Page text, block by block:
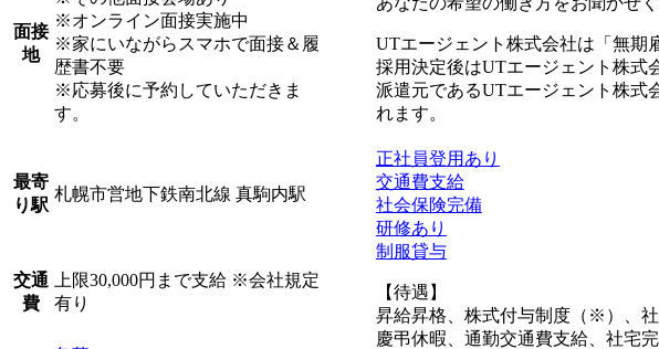
面接
地
※オンライン面接実施中
※家にいながらスマホで面接＆履
歴書不要
※応募後に予約していただきま
す。
最寄
り駅
札幌市営地下鉄南北線 真駒内駅
交通
費
上限30,000円まで支給 ※会社規定
有り
UTエージェント株式会社は「無期
採用決定後はUTエージェント株式
派遣元であるUTエージェント株式
れます。
正社員登用あり
交通費支給
社会保険完備
研修あり
制服貸与
【待遇】
昇給昇格、株式付与制度（※）、
慶弔休暇、通勤交通費支給、社宅